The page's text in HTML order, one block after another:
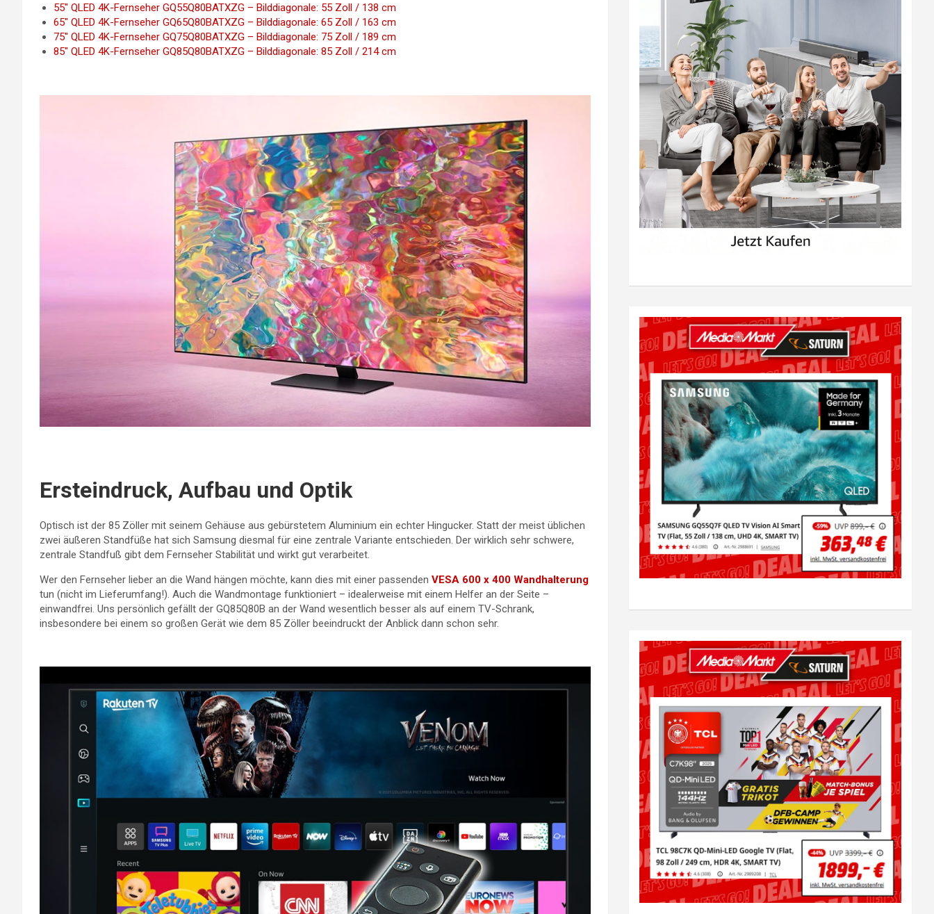
55″ QLED 4K-Fernseher GQ55Q80BATXZG – Bilddiagonale: 55 Zoll / 138 cm
65″ QLED 4K-Fernseher GQ65Q80BATXZG – Bilddiagonale: 65 Zoll / 163 cm
75″ QLED 4K-Fernseher GQ75Q80BATXZG – Bilddiagonale: 75 Zoll / 189 cm
85″ QLED 4K-Fernseher GQ85Q80BATXZG – Bilddiagonale: 85 Zoll / 214 cm
Ersteindruck, Aufbau und Optik
Optisch ist der 85 Zöller mit seinem Gehäuse aus gebürstetem Aluminium ein echter Hingucker. Statt der meist üblichen
zwei äußeren Standfüße hat sich Samsung diesmal für eine zentrale Variante entschieden. Der wirklich sehr schwere,
zentrale Standfuß gibt dem Fernseher Stabilität und wirkt gut verarbeitet.
Wer den Fernseher lieber an die Wand hängen möchte, kann dies mit einer passenden VESA 600 x 400 Wandhalterung
tun (nicht im Lieferumfang!). Auch die Wandmontage funktioniert – idealerweise mit einem Helfer an der Seite –
einwandfrei. Uns persönlich gefällt der GQ85Q80B an der Wand wesentlich besser als auf einem TV-Schrank,
insbesondere bei einem so großen Gerät wie dem 85 Zöller beeindruckt der Anblick dann schon sehr.